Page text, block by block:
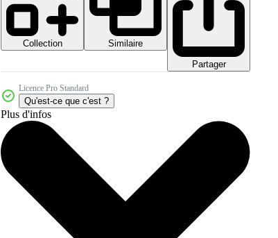
Collection
Similaire
Partager
Licence Pro Standard
Qu'est-ce que c'est ?
Plus d'infos